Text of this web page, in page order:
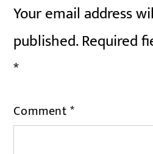
Your email address
published.Required
*
Comment*